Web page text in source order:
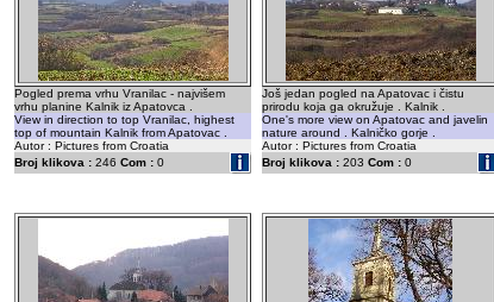
Pogled prema vrhu Vranilac - najvišem
vrhu planine Kalnik iz Apatovca .
View in direction to top Vranilac, highest
top of mountain Kalnik from Apatovac .
Autor : Pictures from Croatia
Broj klikova : 246 Com : 0
Još jedan pogled na Apatovac i čistu
prirodu koja ga okružuje . Kalnik .
One's more view on Apatovac and javelin
nature around . Kalničko gorje .
Autor : Pictures from Croatia
Broj klikova : 203 Com : 0